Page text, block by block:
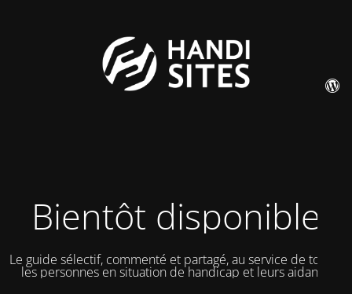
Bientôt disponible
Le guide sélectif, commenté et partagé, au service de toutes
les personnes en situation de handicap et leurs aidants.